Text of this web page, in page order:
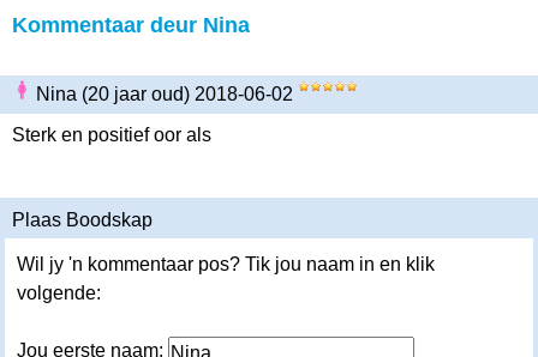
Kommentaar deur Nina
Nina (20 jaar oud) 2018-06-02
Sterk en positief oor als
Plaas Boodskap
Wil jy 'n kommentaar pos? Tik jou naam in en klik
volgende:
Jou eerste naam: